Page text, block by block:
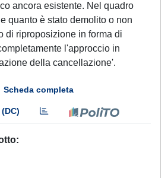
ancora esistente. Nel quadro
quanto è stato demolito o non
di riproposizione in forma di
l'approccio in
della cancellazione'.
Scheda completa